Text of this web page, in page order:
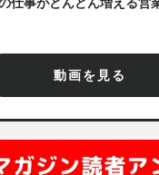
仕事がどんどん増える営
動画を見る